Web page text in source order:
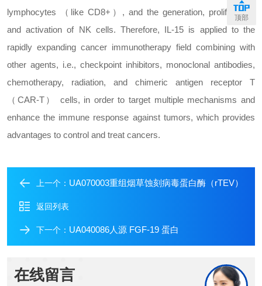
lymphocytes （like CD8+）, and the generation, proliferation,
and activation of NK cells. Therefore, IL-15 is applied to the
rapidly expanding cancer immunotherapy field combining with
other agents, i.e., checkpoint inhibitors, monoclonal antibodies,
chemotherapy, radiation, and chimeric antigen receptor T
（CAR-T） cells, in order to target multiple mechanisms and
enhance the immune response against tumors, which provides
advantages to control and treat cancers.
上一个： UA070003重组烟草蚀刻病毒蛋白酶（rTEV）
返回列表
下一个： UA040086人源 FGF-19 蛋白
在线留言
顶部